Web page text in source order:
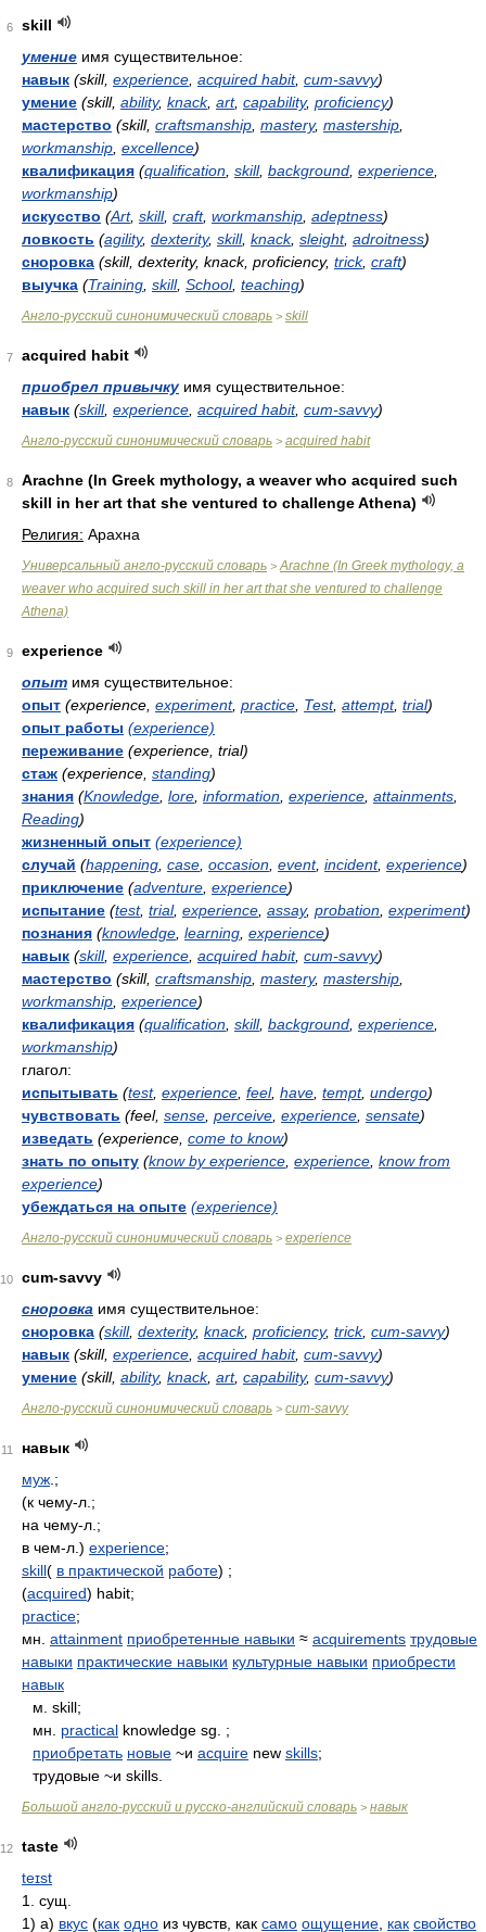
6
skill
умение имя существительное:
навык (skill, experience acquired habit, cum-savvy)
умение (skill, ability, knack, art, capability, proficiency)
мастерство (skill, craftsmanship mastery, mastership
workmanship excellence)
квалификация (qualification skill, background experience
workmanship)
искусство (Art, skill, craft, workmanship adeptness)
ловкость (agility, dexterity, skill, knack, sleight, adroitness)
сноровка (skill, dexterity, knack, proficiency, trick, craft)
выучка (Training skill, School, teaching)
Англо-русский синонимический словарь > skill
7
acquired habit
приобрел привычку имя существительное:
навык (skill, experience acquired habit, cum-savvy)
Англо-русский синонимический словарь > acquired habit
8
Arachne (In Greek mythology, a weaver who acquired such
skill in her art that she ventured to challenge Athena)
Религия: Арахна
Универсальный англо-русский словарь > Arachne (In Greek mythology, a
weaver who acquired such skill in her art that she ventured to challenge
Athena)
9
experience
опыт имя существительное:
опыт (experience, experiment, practice Test, attempt, trial)
опыт работы (experience)
переживание (experience, trial)
стаж (experience, standing)
знания (Knowledge lore information experience attainments
Reading)
жизненный опыт (experience)
случай (happening case occasion event, incident, experience)
приключение (adventure experience)
испытание (test, trial, experience assay, probation experiment)
познания (knowledge learning experience)
навык (skill, experience acquired habit, cum-savvy)
мастерство (skill, craftsmanship mastery, mastership
workmanship experience)
квалификация (qualification skill, background experience
workmanship)
глагол:
испытывать (test, experience feel, have tempt, undergo)
чувствовать (feel, sense perceive experience sensate)
изведать (experience, come to know)
знать по опыту (know by experience experience know from
experience)
убеждаться на опыте (experience)
Англо-русский синонимический словарь > experience
10
cum-savvy
сноровка имя существительное:
сноровка (skill, dexterity, knack, proficiency, trick, cum-savvy)
навык (skill, experience acquired habit, cum-savvy)
умение (skill, ability, knack, art, capability, cum-savvy)
Англо-русский синонимический словарь > cum-savvy
11
навык
муж .;
(к чему-л.;
на чему-л.;
в чем-л.) experience;
skill( в практической работе) ;
(acquired) habit;
practice;
мн. attainment приобретенные навыки ≈ acquirements трудовые
навыки практические навыки культурные навыки приобрести
навык
м. skill;
мн. practical knowledge sg. ;
приобретать новые ~и acquire new skills;
трудовые ~и skills.
Большой англо-русский и русско-английский словарь > навык
12
taste
teɪst
1. сущ.
1) а) вкус (как одно из чувств, как само ощущение как свойство